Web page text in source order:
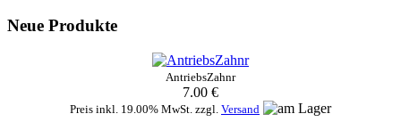
Neue Produkte
AntriebsZahnr
7.00 €
Preis inkl. 19.00% MwSt. zzgl. Versand